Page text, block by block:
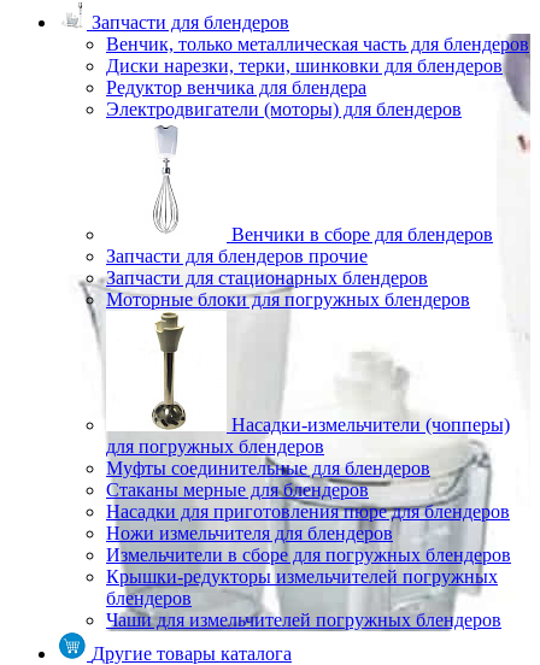
Запчасти для блендеров
Венчик, только металлическая часть для блендеров
Диски нарезки, терки, шинковки для блендеров
Редуктор венчика для блендера
Электродвигатели (моторы) для блендеров
Венчики в сборе для блендеров
Запчасти для блендеров прочие
Запчасти для стационарных блендеров
Моторные блоки для погружных блендеров
Насадки-измельчители (чопперы)
для погружных блендеров
Муфты соединительные для блендеров
Стаканы мерные для блендеров
Насадки для приготовления пюре для блендеров
Ножи измельчителя для блендеров
Измельчители в сборе для погружных блендеров
Крышки-редукторы измельчителей погружных
блендеров
Чаши для измельчителей погружных блендеров
Другие товары каталога